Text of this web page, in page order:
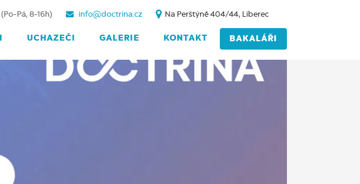
UCHAZEČI GALERIE KONTAKT BAKALÁŘI
(Po-Pá, 8-16h) info@doctrina.cz Na Perštýně 404/44, Liberec